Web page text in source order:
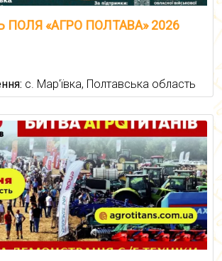
ПОЛЯ «АГРО ПОЛТАВА» 2026
с. Мар'ївка, Полтавська область